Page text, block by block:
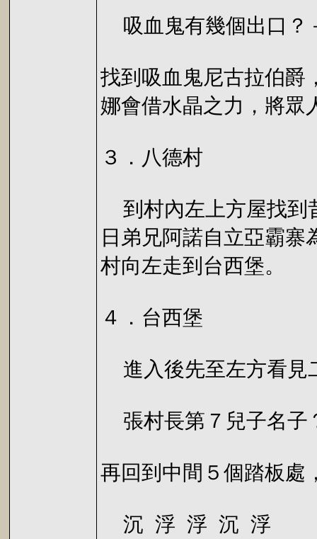
吸血鬼有幾個出口？
找到吸血鬼尼古拉伯爵
娜會借水晶之力，將眾
３．八德村
到村內左上方屋找到
日弟兄阿諾自立亞霸
村向左走到台西堡。
４．台西堡
進入後先至左方看見
張村長第７兒子名子
再回到中間５個踏板處
沉 浮 浮 沉 浮